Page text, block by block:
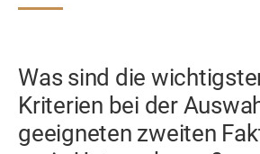
Was sind die
Kriterien bei der
geeigneten zweiten